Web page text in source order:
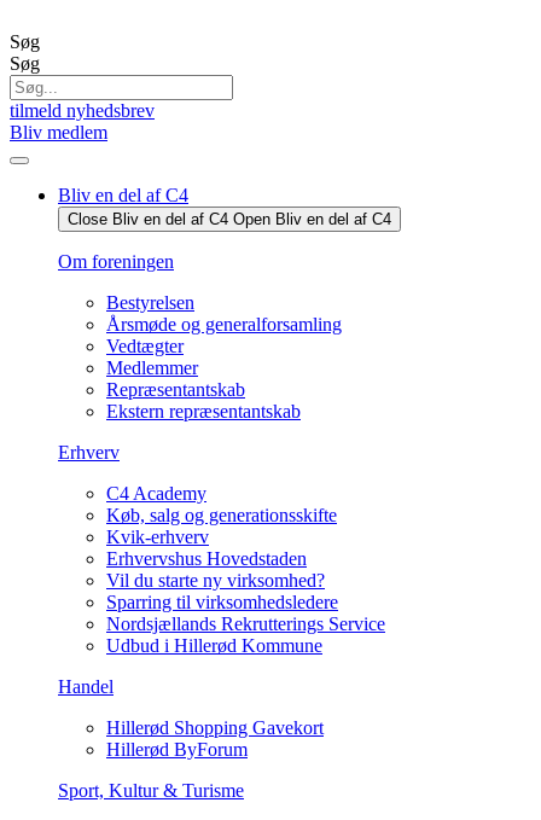
til
indhold
Søg
Søg
tilmeld nyhedsbrev
Bliv medlem
Bliv en del af C4
Close Bliv en del af C4 Open Bliv en del af C4
Om foreningen
Bestyrelsen
Årsmøde og generalforsamling
Vedtægter
Medlemmer
Repræsentantskab
Ekstern repræsentantskab
Erhverv
C4 Academy
Køb, salg og generationsskifte
Kvik-erhverv
Erhvervshus Hovedstaden
Vil du starte ny virksomhed?
Sparring til virksomhedsledere
Nordsjællands Rekrutterings Service
Udbud i Hillerød Kommune
Handel
Hillerød Shopping Gavekort
Hillerød ByForum
Sport, Kultur & Turisme